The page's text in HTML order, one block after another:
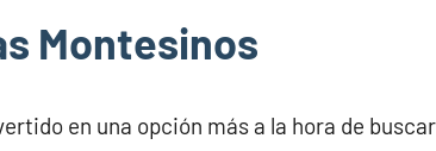
Montesinos
en una opción más a la hora de